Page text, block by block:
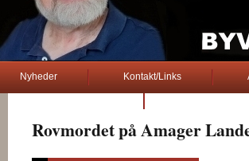
Nyheder Kontakt/Links
Rovmordet på Amager